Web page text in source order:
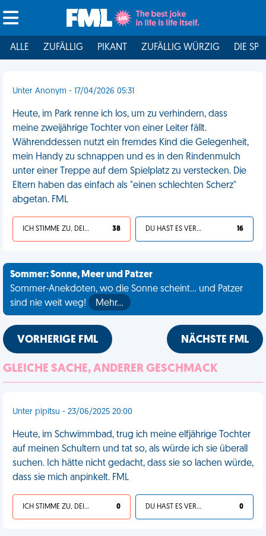
ALLE ZUFÄLLIG PIKANT ZUFÄLLIG WÜRZIG DIE
Unter Anonym - 17/04/2026 05:31
Heute, im Park renne ich los, um zu verhindern, dass
meine zweijährige Tochter von einer Leiter fällt.
Währenddessen nutzt ein fremdes Kind die Gelegenheit,
mein Handy zu schnappen und es in den Rindenmulch
unter einer Treppe auf dem Spielplatz zu verstecken. Die
Eltern haben das einfach als "einen schlechten Scherz"
abgetan. FML
ICH STIMME ZU, DEIN LEBEN IST SCHEISSE 38 DU HAST ES VERDIENT 16
Sommer: Sonne, Meer und Patzer
Sommer-Anekdoten, wo die Sonne scheint... und Patzer
sind nie weit weg!
Mehr…
VORHERIGE FML NÄCHSTE FML
GLEICHE SACHE, ANDERER GESCHMACK
Unter pipitsu - 23/06/2025 20:00
Heute, im Schwimmbad, trug ich meine elfjährige Tochter
auf meinen Schultern und tat so, als würde ich sie überall
suchen. Ich hätte nicht gedacht, dass sie so lachen würde,
dass sie mich anpinkelt. FML
ICH STIMME ZU, DEIN LEBEN IST SCHEISSE 0 DU HAST ES VERDIENT 0